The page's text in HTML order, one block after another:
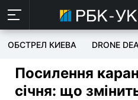
ОБСТРЕЛ КИЕВА DRONE
Посилення
січня: що